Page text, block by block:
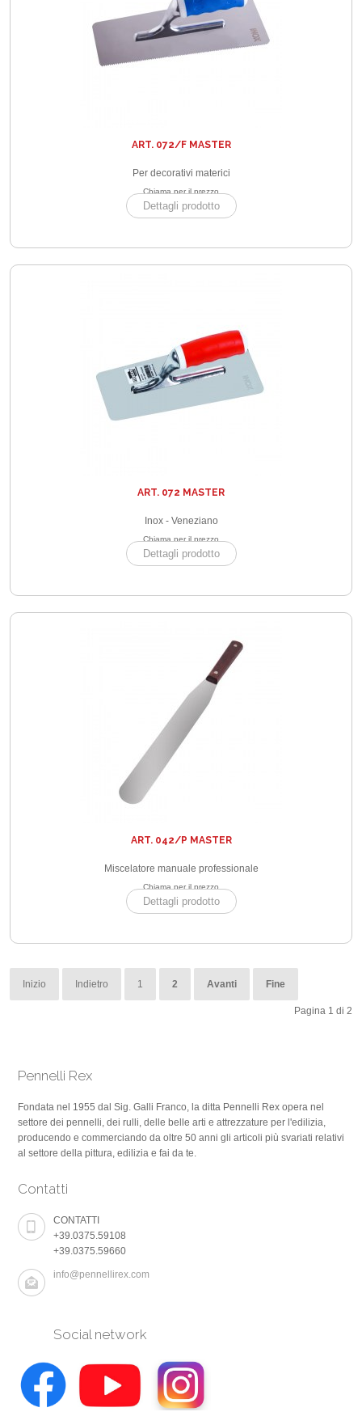
ART. 072/F MASTER
Per decorativi materici
Chiama per il prezzo
Dettagli prodotto
ART. 072 MASTER
Inox - Veneziano
Chiama per il prezzo
Dettagli prodotto
ART. 042/P MASTER
Miscelatore manuale professionale
Chiama per il prezzo
Dettagli prodotto
Inizio Indietro 1 2 Avanti Fine
Pagina 1 di 2
Pennelli Rex
Fondata nel 1955 dal Sig. Galli Franco, la ditta Pennelli Rex opera nel
settore dei pennelli, dei rulli, delle belle arti e attrezzature per l'edilizia,
producendo e commerciando da oltre 50 anni gli articoli più svariati relativi
al settore della pittura, edilizia e fai da te.
Contatti
CONTATTI
+39.0375.59108
+39.0375.59660
info@pennellirex.com
Social network